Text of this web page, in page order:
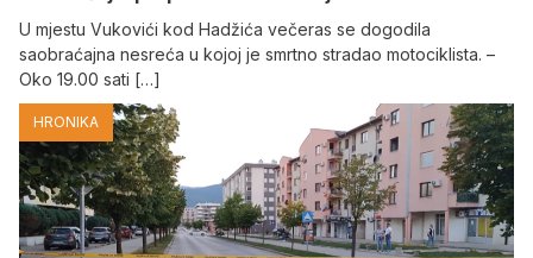
U mjestu Vukovići kod Hadžića večeras se dogodila
saobraćajna nesreća u kojoj je smrtno stradao motociklista. –
Oko 19.00 sati […]
HRONIKA